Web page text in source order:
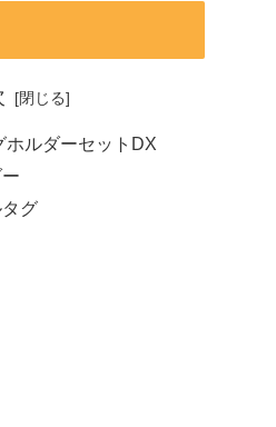
ホルダーセットDX
グ